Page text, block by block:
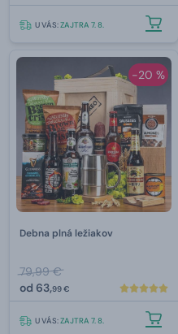
U VÁS:ZAJTRA 7. 8.
-20 %
Debna plná ležiakov
79,99 €
od 63,99 €
U VÁS:ZAJTRA 7. 8.